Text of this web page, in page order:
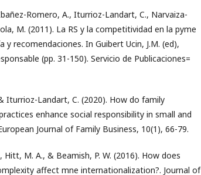
Romero, A., Iturrioz-Landart, C., Narvaiza-
M. (2011). La RS y la competitividad en la pyme
y recomendaciones. In Guibert Ucin, J.M. (ed),
(pp. 31-150). Servicio de Publicaciones=
Iturrioz-Landart, C. (2020). How do family
enhance social responsibility in small and
Journal of Family Business, 10(1), 66-79.
Hitt, M. A., & Beamish, P. W. (2016). How does
affect mne internationalization?. Journal of